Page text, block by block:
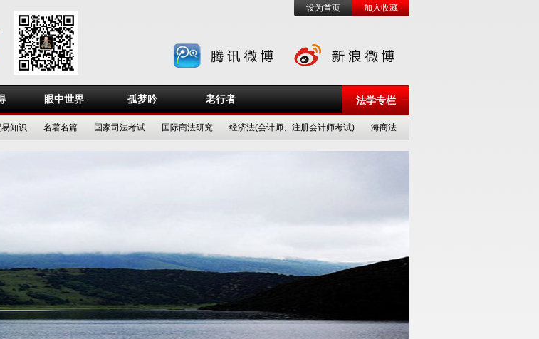
设为首页 加入收藏
眼中世界 孤梦吟 老行者 法学专栏
知识 名著名篇 国家司法考试 国际商法研究 经济法(会计师、注册会计师考试) 海商法